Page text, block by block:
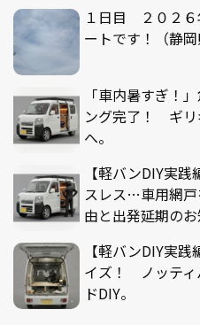
１日目 ２０２６
ートです！（静
「車内暑すぎ！
ング完了！ ギリ
へ。
【軽バンDIY実
スレス…車用網戸
由と出発延期のお
【軽バンDIY実
イズ！ ノッティ
ドDIY。